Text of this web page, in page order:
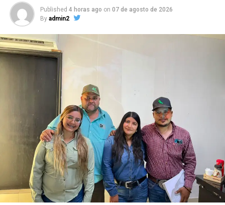
Published 4 horas ago on 07 de agosto de 2026
By admin2